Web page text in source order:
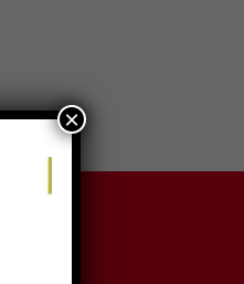
Ingreso ×